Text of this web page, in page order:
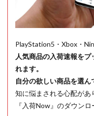
PlayStation5・Xbox・
人気商品の入荷速報を
れます。
自分の欲しい商品を選ん
知に悩まされる心配があ
『入荷Now』のダウン